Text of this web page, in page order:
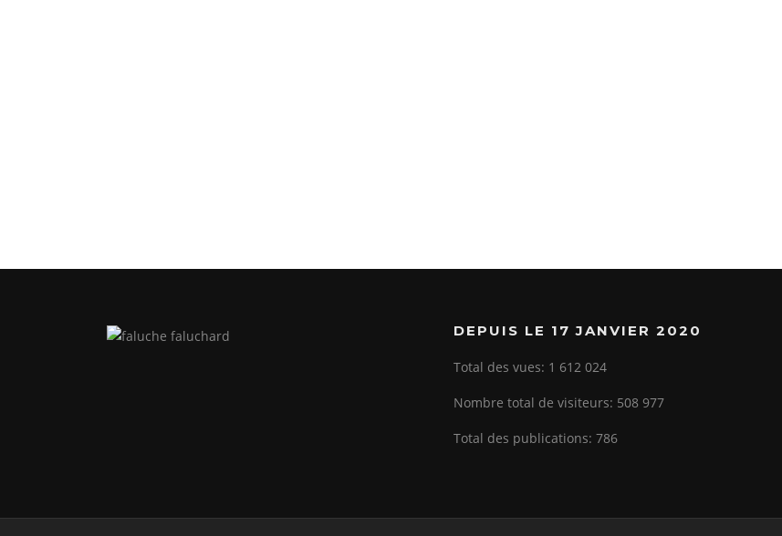
DEPUIS LE 17 JANVIER 2020
Total des vues: 1 612 024
Nombre total de visiteurs: 508 977
Total des publications: 786